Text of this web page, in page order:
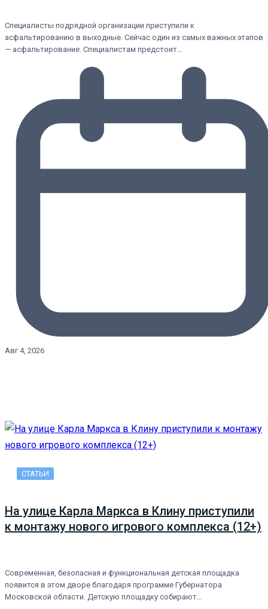
Специалисты подрядной организации приступили к
асфальтированию в выходные. Сейчас один из самых важных этапов
— асфальтирование. Специалистам предстоит…
Авг 4, 2026
СТАТЬИ
На улице Карла Маркса в Клину приступили
к монтажу нового игрового комплекса (12+)
Современная, безопасная и функциональная детская площадка
появится в этом дворе благодаря программе Губернатора
Московской области. Детскую площадку собирают…